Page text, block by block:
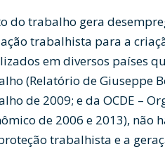
do trabalho gera
trabalhista para a
em diversos países
(Relatório de Giuseppe
de 2009; e da OCDE –
de 2006 e 2013), não
trabalhista e a